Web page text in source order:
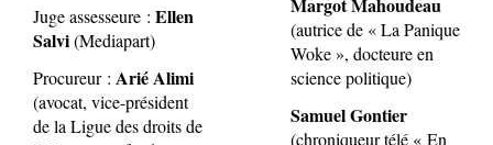
Juge assesseure : Ellen
Salvi(Mediapart)
Procureur : Arié Alimi
(avocat, vice-président
de la Ligue des droits de
Margot Mahoudeau
(autrice de « La Panique
Woke », docteure en
science politique)
Samuel Gontier
(chroniqueur télé « En